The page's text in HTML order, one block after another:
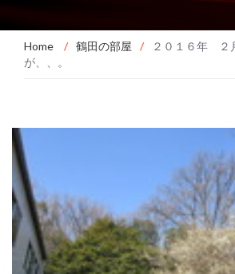
Home / 鶴田の部屋 /
２０１６年 ２
が、、。